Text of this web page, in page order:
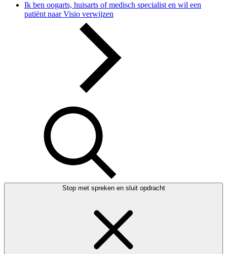
Ik ben oogarts, huisarts of medisch specialist en wil een
patiënt naar Visio verwijzen
Stop met spreken en sluit opdracht